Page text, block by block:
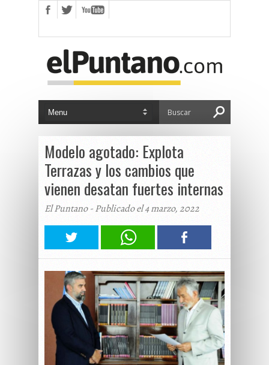
Modelo agotado: Explota
Terrazas y los cambios que
vienen desatan fuertes internas
El Puntano - Publicado el 4 marzo, 2022